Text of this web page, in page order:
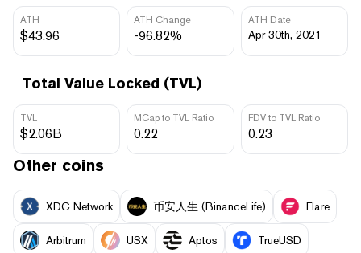
ATH
$43.96
ATH Change
-96.82%
ATH Date
Apr 30th, 2021
Total Value Locked (TVL)
TVL
$2.06B
MCap to TVL Ratio
0.22
FDV to TVL Ratio
0.23
Other coins
XDC Network 币安人生 (BinanceLife) Flare
Arbitrum USX Aptos TrueUSD